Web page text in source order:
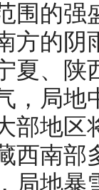
围的强
方的阴
夏、陕
，局地
部地区
西南部
局地暴